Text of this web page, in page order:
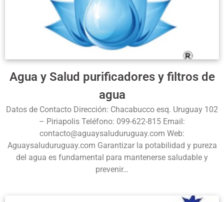
Agua y Salud purificadores y filtros de
agua
Datos de Contacto Dirección: Chacabucco esq. Uruguay 102
– Piriapolis Teléfono: 099-622-815 Email:
contacto@aguaysaluduruguay.com Web:
Aguaysaluduruguay.com Garantizar la potabilidad y pureza
del agua es fundamental para mantenerse saludable y
prevenir…